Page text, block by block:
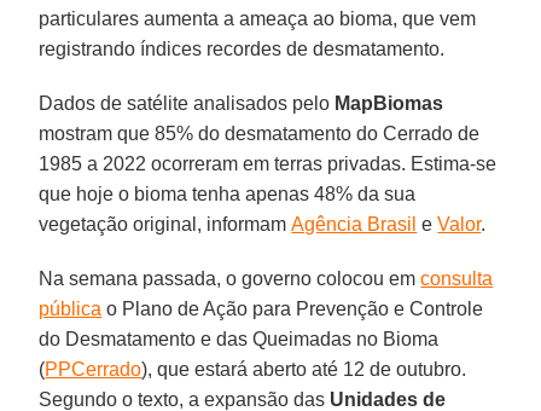
particulares aumenta a ameaça ao bioma, que vem
registrando índices recordes de desmatamento.
Dados de satélite analisados pelo MapBiomas
mostram que 85% do desmatamento do Cerrado de
1985 a 2022 ocorreram em terras privadas. Estima-se
que hoje o bioma tenha apenas 48% da sua
vegetação original, informamAgência Brasil eValor.
Na semana passada, o governo colocou emconsulta
pública o Plano de Ação para Prevenção e Controle
do Desmatamento e das Queimadas no Bioma
(PPCerrado), que estará aberto até 12 de outubro.
Segundo o texto, a expansão das Unidades de